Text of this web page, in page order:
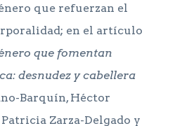
que refuerzan el
en el artículo
que fomentan
desnudez y cabellera
Barquín, Héctor
Zarza-Delgado y